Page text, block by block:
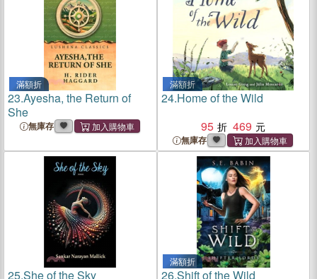
滿額折
23.Ayesha, the Return of
She
無庫存
滿額折
24.Home of the Wild
95
469
無庫存
25.She of the Sky
滿額折
26.Shift of the Wild